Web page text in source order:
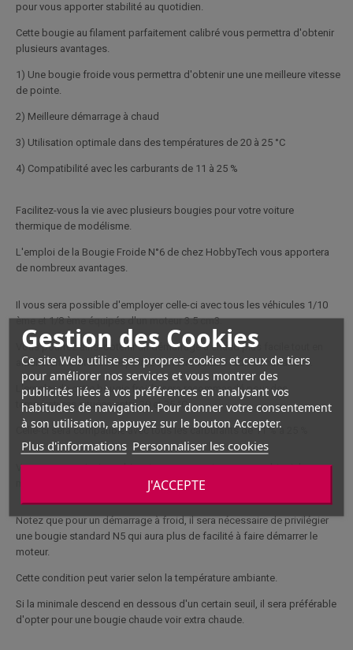
Gestion des Cookies
Ce site Web utilise ses propres cookies et ceux de tiers
pour améliorer nos services et vous montrer des
publicités liées à vos préférences en analysant vos
habitudes de navigation. Pour donner votre consentement
à son utilisation, appuyez sur le bouton Accepter.
Plus d'informations Personnaliser les cookies
J'ACCEPTE
pour vous apporter stabilité au quotidien.
Cette bougie au filament parfaitement calibré vous permettra d'obtenir
plusieurs avantages.
1) Une bougie froide vous permettra d'obtenir une une meilleure vitesse
de pointe.
2) Meilleure démarrage à chaud
3) Utilisation optimale dans des températures de 20 à 25 °C
4) Compatibilité avec les carburants de 11 à 25 %
Facilitez-vous la vie avec plusieurs bougies pour votre voiture
thermique de modélisme.
L'emploi de la Bougie Froide N°6 de chez HobbyTech vous apportera
de nombreux avantages.
Il vous sera possible d'employer celle-ci avec tous les véhicules 1/10
ème et 1/8 ème équipés d'un moteur 3.5 cm3.
Vous pourrez ainsi obtenir un démarrage à chaud plus facile tout en
améliorant la vitesse de pointe de votre voiture radiocommandée.
L'emploi de cette bougie froide sera recommandé pour des
températures situées entre 20 et 25 °C.
Celle-ci sera compatible avec tous les carburants de 11 % à 25 %
Vous pourrez ainsi combiner tous ses avantages pour obtenir les
meilleures performances avec votre véhicule thermique.
Notez que pour un démarrage à froid, il sera nécessaire de privilégier
une bougie standard N5 qui aura plus de facilité à faire démarrer le
moteur.
Cette condition peut varier selon la température ambiante.
Si la minimale descend en dessous d'un certain seuil, il sera préférable
d'opter pour une bougie chaude voir extra chaude.